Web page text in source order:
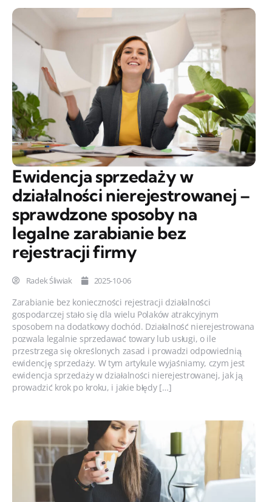
Ewidencja sprzedaży w
działalności nierejestrowanej –
sprawdzone sposoby na
legalne zarabianie bez
rejestracji firmy
Radek Śliwiak 2025-10-06
Zarabianie bez konieczności rejestracji działalności
gospodarczej stało się dla wielu Polaków atrakcyjnym
sposobem na dodatkowy dochód. Działalność nierejestrowana
pozwala legalnie sprzedawać towary lub usługi, o ile
przestrzega się określonych zasad i prowadzi odpowiednią
ewidencję sprzedaży. W tym artykule wyjaśniamy, czym jest
ewidencja sprzedaży w działalności nierejestrowanej, jak ją
prowadzić krok po kroku, i jakie błędy […]